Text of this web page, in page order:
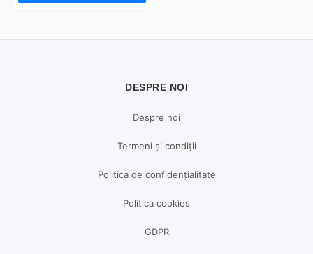
DESPRE NOI
Despre noi
Termeni și condiții
Politica de confidențialitate
Politica cookies
GDPR